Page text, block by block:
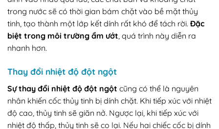
trong nước sẽ có thời gian bám chặt vào bề mặt thủy
tinh, tạo thành một lớp kết dính rất khó để tách rời. Đặc
biệt trong môi trường ẩm ướt, quá trình này diễn ra
nhanh hơn.
Thay đổi nhiệt độ đột ngột
Sự thay đổi nhiệt độ đột ngột cũng có thể là nguyên
nhân khiến cốc thủy tinh bị dính chặt. Khi tiếp xúc với nhiệt
độ cao, thủy tinh sẽ giãn nở. Ngược lại, khi tiếp xúc với
nhiệt độ thấp, thủy tinh sẽ co lại. Nếu hai chiếc cốc bị dính